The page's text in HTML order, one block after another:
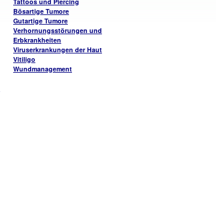
Bösartige Tumore
Gutartige Tumore
Verhornungsstörungen und
Erbkrankheiten
Viruserkrankungen der Haut
Vitiligo
Wundmanagement